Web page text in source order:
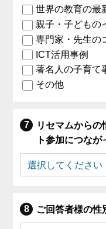
世界の教育の最
親子・子どもの
専門家・先生の
ICT活用事例
著名人の子育て
その他
リセマムから
ト参加につなが
ご回答者様の性